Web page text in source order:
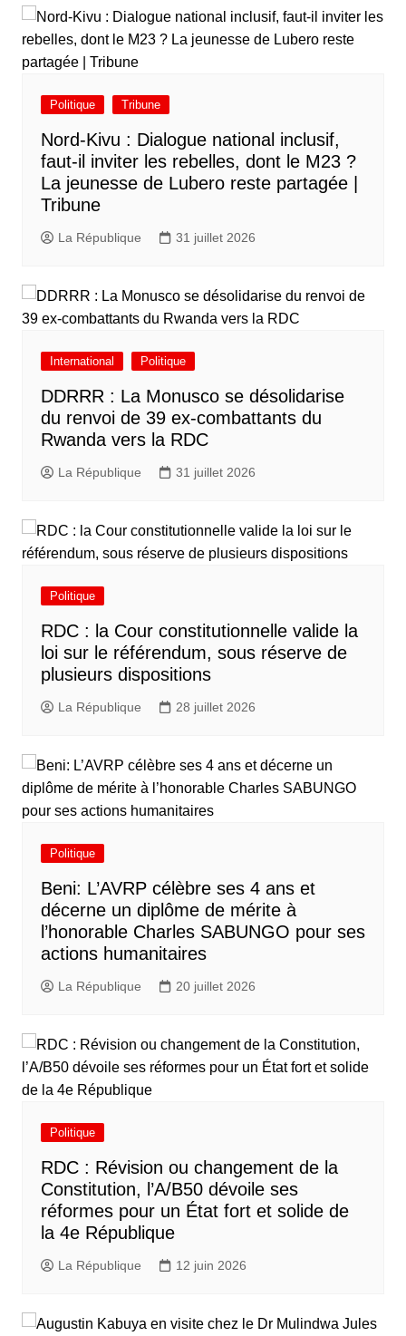
Politique Tribune
Nord-Kivu : Dialogue national inclusif,
faut-il inviter les rebelles, dont le M23 ?
La jeunesse de Lubero reste partagée |
Tribune
La République 31 juillet 2026
International Politique
DDRRR : La Monusco se désolidarise
du renvoi de 39 ex-combattants du
Rwanda vers la RDC
La République 31 juillet 2026
Politique
RDC : la Cour constitutionnelle valide la
loi sur le référendum, sous réserve de
plusieurs dispositions
La République 28 juillet 2026
Politique
Beni: L’AVRP célèbre ses 4 ans et
décerne un diplôme de mérite à
l’honorable Charles SABUNGO pour ses
actions humanitaires
La République 20 juillet 2026
Politique
RDC : Révision ou changement de la
Constitution, l’A/B50 dévoile ses
réformes pour un État fort et solide de
la 4e République
La République 12 juin 2026